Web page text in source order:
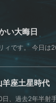
い大晦日
ィです。 今日は
羊座土星時代
日、過去2年半射